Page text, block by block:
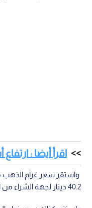
اقرأ أيضا :
40.2 دينار لجهة الشراء من المحلات، و38.5 دينار لجهة البيع.